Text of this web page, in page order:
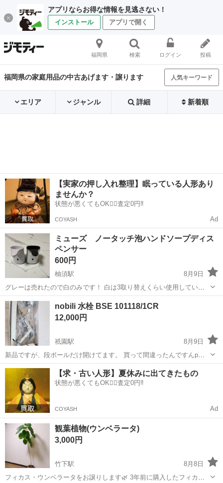
アプリならお得な情報を見逃さない！
インストール アプリで開く
福岡県 検索 ログイン 投稿
福岡県の家庭用品の中古あげます・譲ります 人気キーワード
エリア ジャンル 詳細 新着順
【実家の押し入れ整理】眠っている人形あり
ませんか？
状態が悪くてもOK🙆‍♀️査定0円‼️
COYASH Ad
ミューズ ノータッチ泡ハンドソープディス
ペンサー
600円
柚須駅
8月9日
グレーは売れたので白のみです！ 白は3取り替えくらい使用していま
す！
福岡 福岡市 柚須駅
nobili 水栓 BSE 101118/1CR
12,000円
祇園駅
8月9日
新品ですが、段ボールだけ開けてます。 買って間違ったんですんp
で、出品します。 イタリアNOBILI社製の洗面用シングルレバー混合水
栓です。給水・給湯用フレキシブルホースと排水栓金具が付属してお
り、洗面所の交換・設置に最適...
福岡 福岡市 祇園駅 家庭用品
【求・古い人形】夏休みに出てきたもの
状態が悪くてもOK🙆‍♀️査定0円‼️
COYASH Ad
観葉植物(ウンベラータ)
3,000円
竹下駅
8月8日
フィカス・ウンベラータをお譲りします🌿 3年前に購入したフィカ